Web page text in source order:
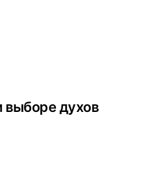
выборе духов